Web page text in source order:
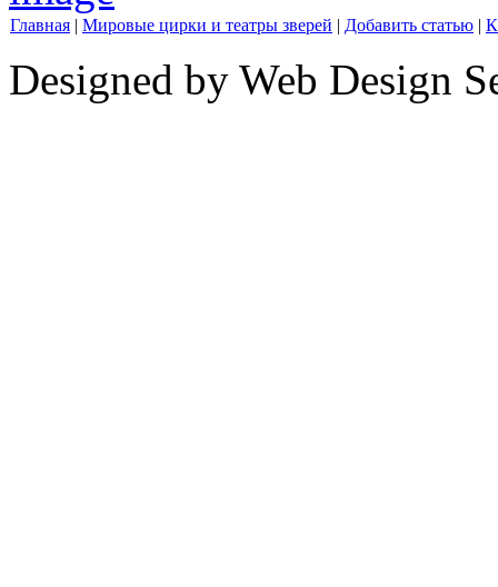
Главная | Мировые цирки и театры зверей | Добавить статью |
Designed by Web Design